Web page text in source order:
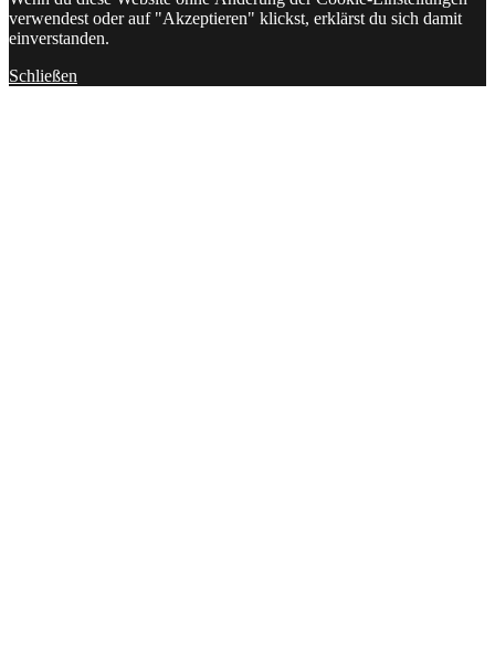
verwendest oder auf "Akzeptieren" klickst, erklärst du sich damit
einverstanden.
Schließen